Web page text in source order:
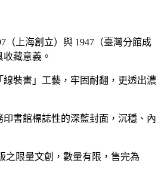
（上海創立）與 1947（臺灣分館成
藏意義。
線裝書」工藝，牢固耐翻，更透出濃
印書館標誌性的深藍封面，沉穩、內
之限量文創，數量有限，售完為